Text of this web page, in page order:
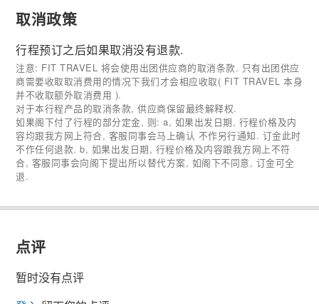
取消政策
行程预订之后如果取消没有退款.
注意: FIT TRAVEL 将会使用出团供应商的取消条款. 只有出团供应
商需要收取取消费用的情况下我们才会相应收取( FIT TRAVEL 本身
并不收取额外取消费用 ).
对于本行程产品的取消条款, 供应商保留最终解释权.
如果阁下付了行程的部分定金, 则: a, 如果出发日期, 行程价格及内
容均跟我方网上符合, 客服同事会马上确认 不作另行通知. 订金此时
不作任何退款. b, 如果出发日期, 行程价格及内容跟我方网上不符
合, 客服同事会向阁下提出所以替代方案, 如阁下不同意, 订金可全
退.
点评
暂时没有点评